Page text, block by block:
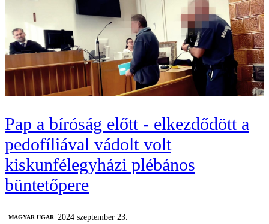
Pap a bíróság előtt - elkezdődött a
pedofíliával vádolt volt
kiskunfélegyházi plébános
büntetőpere
MAGYAR UGAR 2024 szeptember 23.